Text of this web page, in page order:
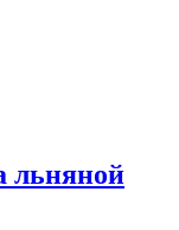
льняной